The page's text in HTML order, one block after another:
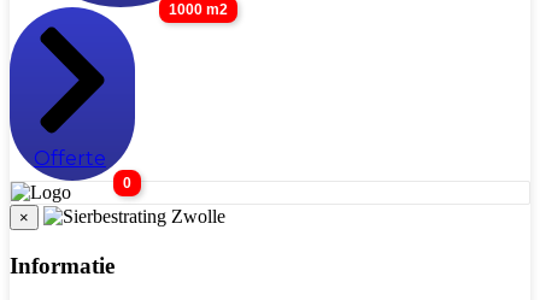
1000 m2
Offerte
0
×
Informatie